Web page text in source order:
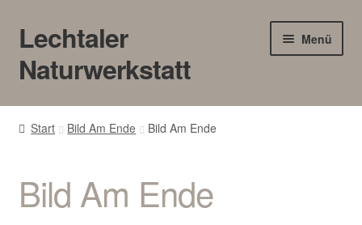
Zur
Navigation
springen
Zum
Inhalt
springen
Lechtaler
Naturwerkstatt
Menü
HOME
Touren/Workshops
Start Bild Am Ende Bild Am Ende
Bild Am Ende